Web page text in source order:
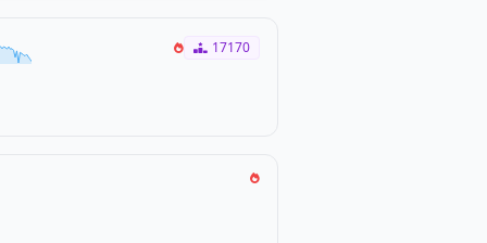
17170